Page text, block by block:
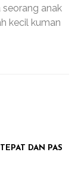
seorang anak
kecil kuman
DAN PAS